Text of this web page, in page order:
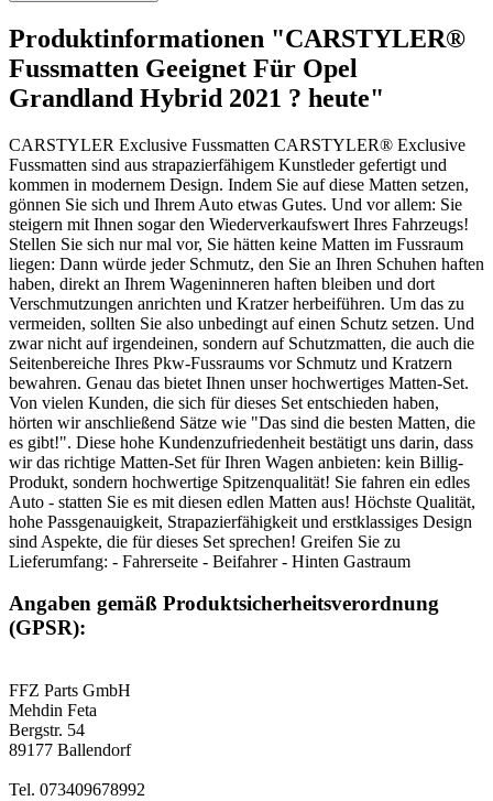
Produktinformationen "CARSTYLER®
Fussmatten Geeignet Für Opel
Grandland Hybrid 2021 ? heute"
CARSTYLER Exclusive Fussmatten CARSTYLER® Exclusive
Fussmatten sind aus strapazierfähigem Kunstleder gefertigt und
kommen in modernem Design. Indem Sie auf diese Matten setzen,
gönnen Sie sich und Ihrem Auto etwas Gutes. Und vor allem: Sie
steigern mit Ihnen sogar den Wiederverkaufswert Ihres Fahrzeugs!
Stellen Sie sich nur mal vor, Sie hätten keine Matten im Fussraum
liegen: Dann würde jeder Schmutz, den Sie an Ihren Schuhen haften
haben, direkt an Ihrem Wageninneren haften bleiben und dort
Verschmutzungen anrichten und Kratzer herbeiführen. Um das zu
vermeiden, sollten Sie also unbedingt auf einen Schutz setzen. Und
zwar nicht auf irgendeinen, sondern auf Schutzmatten, die auch die
Seitenbereiche Ihres Pkw-Fussraums vor Schmutz und Kratzern
bewahren. Genau das bietet Ihnen unser hochwertiges Matten-Set.
Von vielen Kunden, die sich für dieses Set entschieden haben,
hörten wir anschließend Sätze wie "Das sind die besten Matten, die
es gibt!". Diese hohe Kundenzufriedenheit bestätigt uns darin, dass
wir das richtige Matten-Set für Ihren Wagen anbieten: kein Billig-
Produkt, sondern hochwertige Spitzenqualität! Sie fahren ein edles
Auto - statten Sie es mit diesen edlen Matten aus! Höchste Qualität,
hohe Passgenauigkeit, Strapazierfähigkeit und erstklassiges Design
sind Aspekte, die für dieses Set sprechen! Greifen Sie zu
Lieferumfang: - Fahrerseite - Beifahrer - Hinten Gastraum
Angaben gemäß Produktsicherheitsverordnung
(GPSR):
FFZ Parts GmbH
Mehdin Feta
Bergstr. 54
89177 Ballendorf
Tel. 073409678992